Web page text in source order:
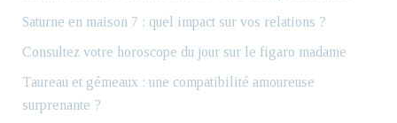
Saturne en maison 7 : quel impact sur vos relations ?
Consultez votre horoscope du jour sur le figaro madame
Taureau et gémeaux : une compatibilité amoureuse
surprenante ?